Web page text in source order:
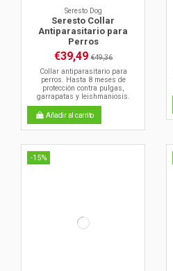
Seresto Dog
Seresto Collar
Antiparasitario para
Perros
€39,49€49,36
Collar antiparasitario para
perros. Hasta 8 meses de
protección contra pulgas,
garrapatas y leishmaniosis.
Añadir al carrito
-15%